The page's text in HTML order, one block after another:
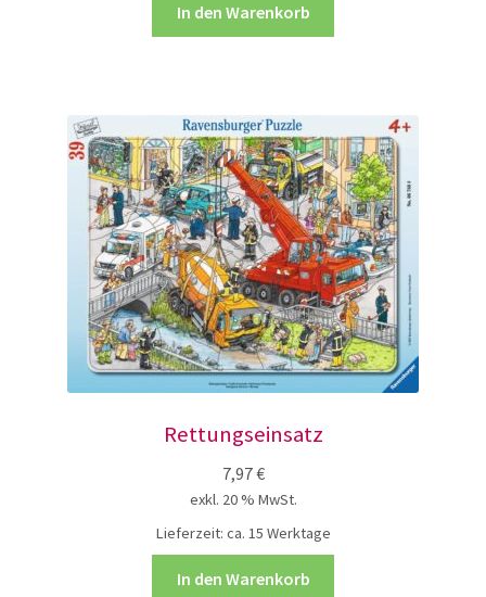
In den Warenkorb
Rettungseinsatz
7,97€
exkl. 20 % MwSt.
Lieferzeit: ca. 15 Werktage
In den Warenkorb